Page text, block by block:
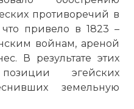
противоречий в
что привело в 1823 –
войнам, ареной
В результате этих
эгейских
земельную